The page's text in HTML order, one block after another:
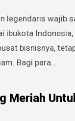
ibukota
bisnisnya,
Bagi para…
Meriah